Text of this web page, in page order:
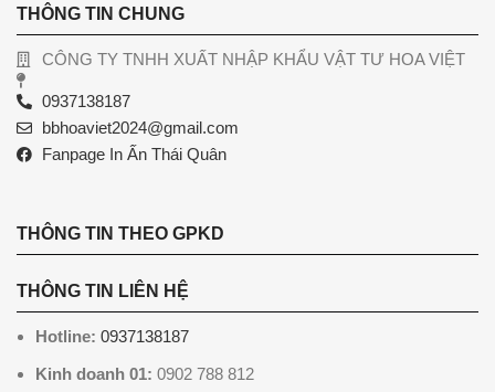
THÔNG TIN CHUNG
CÔNG TY TNHH XUẤT NHẬP KHẨU VẬT TƯ HOA VIỆT
0937138187
bbhoaviet2024@gmail.com
Fanpage In Ấn Thái Quân
THÔNG TIN THEO GPKD
THÔNG TIN LIÊN HỆ
Hotline: 0937138187
Kinh doanh 01: 0902 788 812